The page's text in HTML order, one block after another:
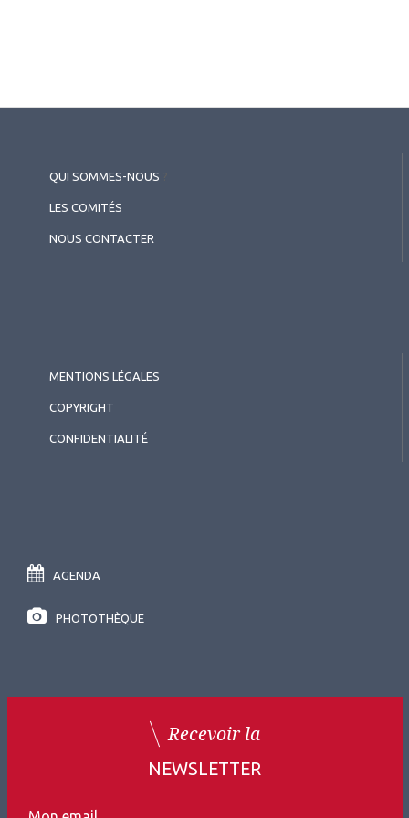
QUI SOMMES-NOUS
LES COMITÉS
NOUS CONTACTER
MENTIONS LÉGALES
COPYRIGHT
CONFIDENTIALITÉ
AGENDA
PHOTOTHÈQUE
Recevoir la
NEWSLETTER